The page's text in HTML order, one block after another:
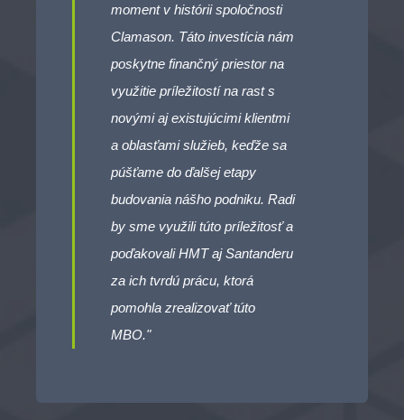
moment v histórii spoločnosti
Clamason. Táto investícia nám
poskytne finančný priestor na
využitie príležitostí na rast s
novými aj existujúcimi klientmi
a oblasťami služieb, keďže sa
púšťame do ďalšej etapy
budovania nášho podniku. Radi
by sme využili túto príležitosť a
poďakovali HMT aj Santanderu
za ich tvrdú prácu, ktorá
pomohla zrealizovať túto
MBO."